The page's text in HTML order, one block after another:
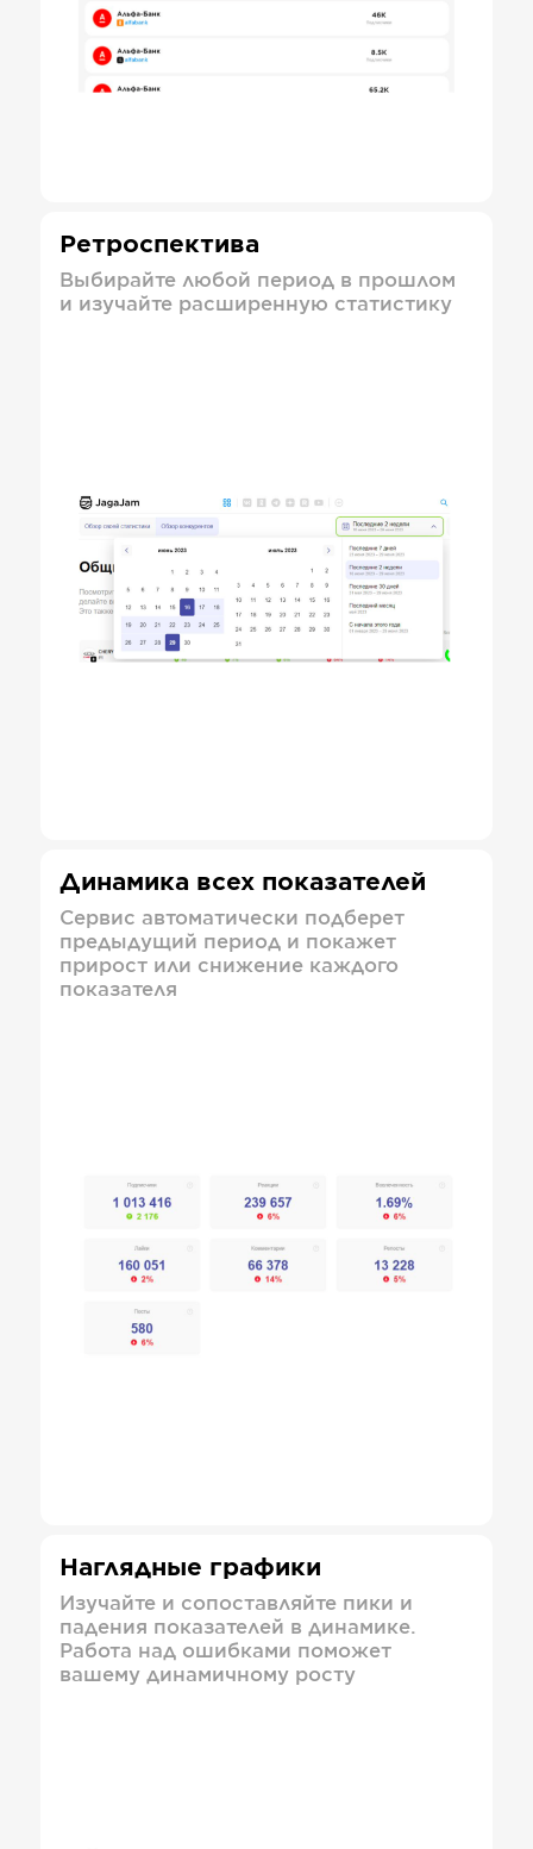
Ретроспектива
Выбирайте любой период в прошлом
и изучайте расширенную статистику
Динамика всех показателей
Сервис автоматически подберет
предыдущий период и покажет
прирост или снижение каждого
показателя
Наглядные графики
Изучайте и сопоставляйте пики и
падения показателей в динамике.
Работа над ошибками поможет
вашему динамичному росту